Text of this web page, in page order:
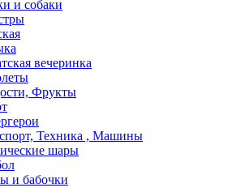
и собаки
вечеринка
Фрукты
Техника , Машины
шары
и бабочки